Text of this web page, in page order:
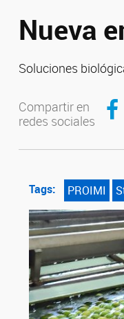
Nueva
Soluciones
Compartir en
redes sociales
Tags: PROIMI